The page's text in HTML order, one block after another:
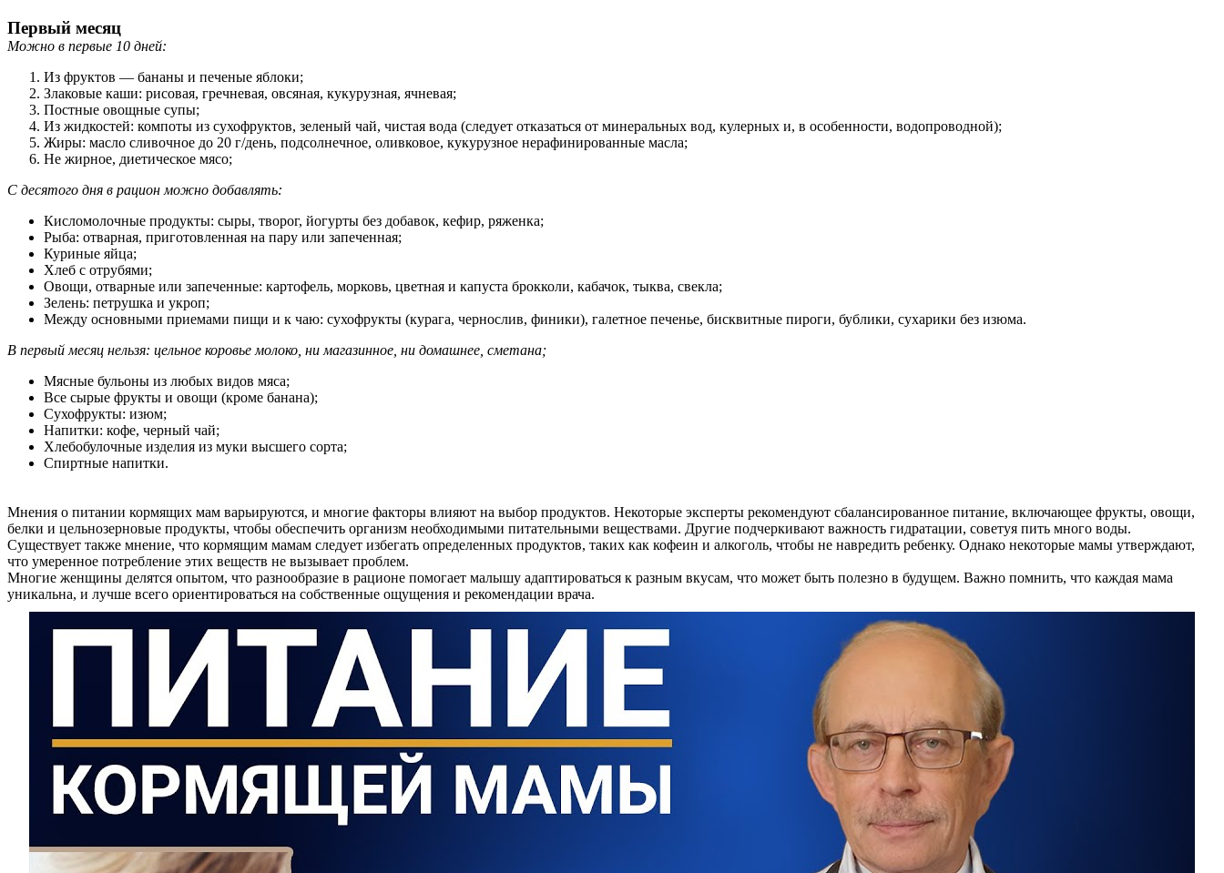
Первый месяц
Можно в первые 10 дней:
Из фруктов — бананы и печеные яблоки;
Злаковые каши: рисовая, гречневая, овсяная, кукурузная, ячневая;
Постные овощные супы;
Из жидкостей: компоты из сухофруктов, зеленый чай, чистая вода (следует отказаться от минеральных вод, кулерных и, в особенности, водопроводной);
Жиры: масло сливочное до 20 г/день, подсолнечное, оливковое, кукурузное нерафинированные масла;
Не жирное, диетическое мясо;
С десятого дня в рацион можно добавлять:
Кисломолочные продукты: сыры, творог, йогурты без добавок, кефир, ряженка;
Рыба: отварная, приготовленная на пару или запеченная;
Куриные яйца;
Хлеб с отрубями;
Овощи, отварные или запеченные: картофель, морковь, цветная и капуста брокколи, кабачок, тыква, свекла;
Зелень: петрушка и укроп;
Между основными приемами пищи и к чаю: сухофрукты (курага, чернослив, финики), галетное печенье, бисквитные пироги, бублики, сухарики без изюма.
В первый месяц нельзя: цельное коровье молоко, ни магазинное, ни домашнее, сметана;
Мясные бульоны из любых видов мяса;
Все сырые фрукты и овощи (кроме банана);
Сухофрукты: изюм;
Напитки: кофе, черный чай;
Хлебобулочные изделия из муки высшего сорта;
Спиртные напитки.
Мнения о питании кормящих мам варьируются, и многие факторы влияют на выбор продуктов. Некоторые эксперты рекомендуют сбалансированное питание, включающее фрукты, овощи,
белки и цельнозерновые продукты, чтобы обеспечить организм необходимыми питательными веществами. Другие подчеркивают важность гидратации, советуя пить много воды.
Существует также мнение, что кормящим мамам следует избегать определенных продуктов, таких как кофеин и алкоголь, чтобы не навредить ребенку. Однако некоторые мамы утверждают,
что умеренное потребление этих веществ не вызывает проблем.
Многие женщины делятся опытом, что разнообразие в рационе помогает малышу адаптироваться к разным вкусам, что может быть полезно в будущем. Важно помнить, что каждая мама
уникальна, и лучше всего ориентироваться на собственные ощущения и рекомендации врача.